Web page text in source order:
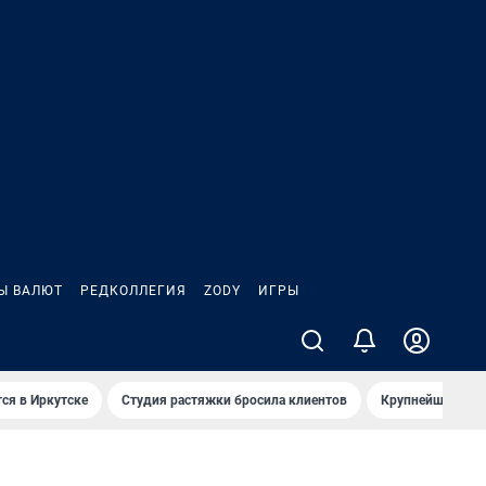
ВАЛЮТ РЕДКОЛЛЕГИЯ ZODY ИГРЫ
в Иркутске Студия растяжки бросила клиентов Крупнейшие